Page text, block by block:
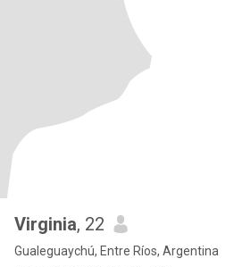
Virginia, 22
Gualeguaychú, Entre Ríos, Argentina